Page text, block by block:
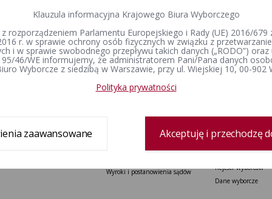
Prawo wyborcze
Konstytucja Rzeczypospolitej Polskiej​
Ustawa o partiach politycznych
Wyjaśnienia, stanowiska i
Wyroki i postanowienia sądów
Wybory i referenda
Wybory do
Wybory
Rejestr wyborców
Dane wyborcze
Klauzula informacyjna Krajowego Biura Wyborczego
rozporządzeniem Parlamentu Europejskiego i Rady (UE) 2016/679
r. w sprawie ochrony osób fizycznych w związku z
i w sprawie swobodnego przepływu takich danych („RODO”) oraz
46/WE informujemy, że administratorem Pani/Pana danych
Wyborcze z siedzibą w Warszawie, przy ul. Wiejskiej 10, 00-902
Polityka prywatności
zaawansowane Akceptuję i przechodzę